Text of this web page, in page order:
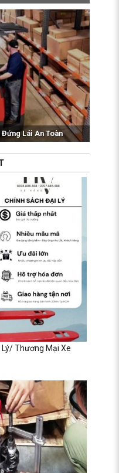
Lái An Toàn
Lý/ Thương Mại Xe